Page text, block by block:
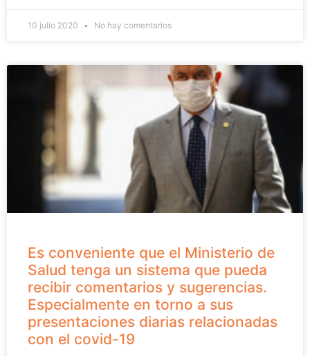
10 julio 2020 No hay comentarios
Es conveniente que el Ministerio de
Salud tenga un sistema que pueda
recibir comentarios y sugerencias.
Especialmente en torno a sus
presentaciones diarias relacionadas
con el covid-19